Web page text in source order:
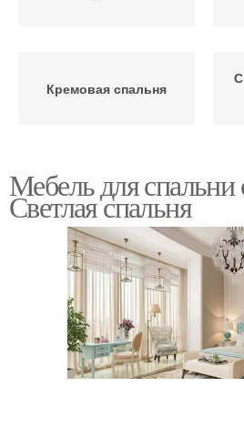
Кремовая спальня
Дизайн в светлых тонах
Мебель для спальни
Светлая спальня